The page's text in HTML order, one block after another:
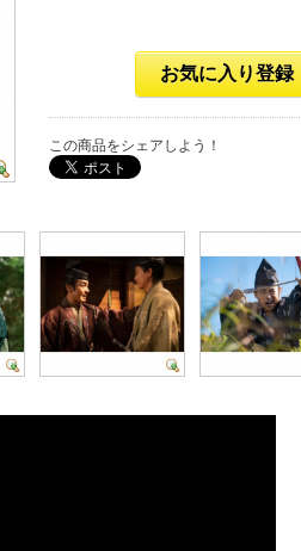
お気に入り登録
この商品をシェアしよう！